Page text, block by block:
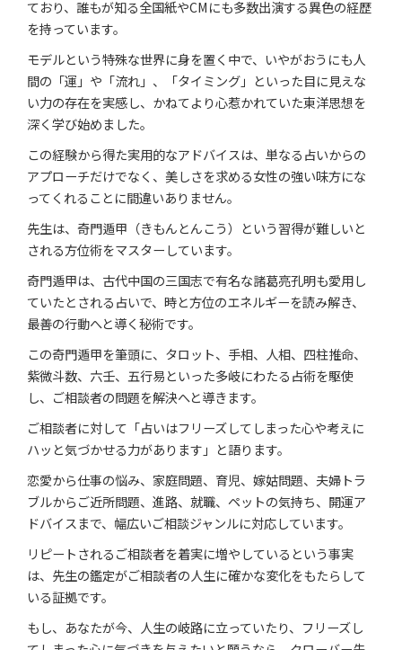
ており、誰もが知る全国紙やCMにも多数出演する異色の経歴
を持っています。
モデルという特殊な世界に身を置く中で、いやがおうにも人
間の「運」や「流れ」、「タイミング」といった目に見えな
い力の存在を実感し、かねてより心惹かれていた東洋思想を
深く学び始めました。
この経験から得た実用的なアドバイスは、単なる占いからの
アプローチだけでなく、美しさを求める女性の強い味方にな
ってくれることに間違いありません。
先生は、奇門遁甲（きもんとんこう）という習得が難しいと
される方位術をマスターしています。
奇門遁甲は、古代中国の三国志で有名な諸葛亮孔明も愛用し
ていたとされる占いで、時と方位のエネルギーを読み解き、
最善の行動へと導く秘術です。
この奇門遁甲を筆頭に、タロット、手相、人相、四柱推命、
紫微斗数、六壬、五行易といった多岐にわたる占術を駆使
し、ご相談者の問題を解決へと導きます。
ご相談者に対して「占いはフリーズしてしまった心や考えに
ハッと気づかせる力があります」と語ります。
恋愛から仕事の悩み、家庭問題、育児、嫁姑問題、夫婦トラ
ブルからご近所問題、進路、就職、ペットの気持ち、開運ア
ドバイスまで、幅広いご相談ジャンルに対応しています。
リピートされるご相談者を着実に増やしているという事実
は、先生の鑑定がご相談者の人生に確かな変化をもたらして
いる証拠です。
もし、あなたが今、人生の岐路に立っていたり、フリーズし